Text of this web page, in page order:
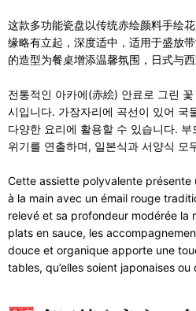
这款多功能瓷盘以传统赤绘颜料手绘
缘略有立起，深度适中，适用于盛放
的造型为餐桌增添温馨氛围，日式与西
전통적인 아카에(赤絵) 안료로 그린
시입니다. 가장자리에 곡선이 있어 국
다양한 요리에 활용할 수 있습니다.
위기를 연출하며, 일본식과 서양식 모
Cette assiette polyvalente
à la main avec un émail rouge
relevé et sa profondeur modérée la
plats en sauce, les
douce et organique apporte une
tables, qu’elles soient japonaises ou